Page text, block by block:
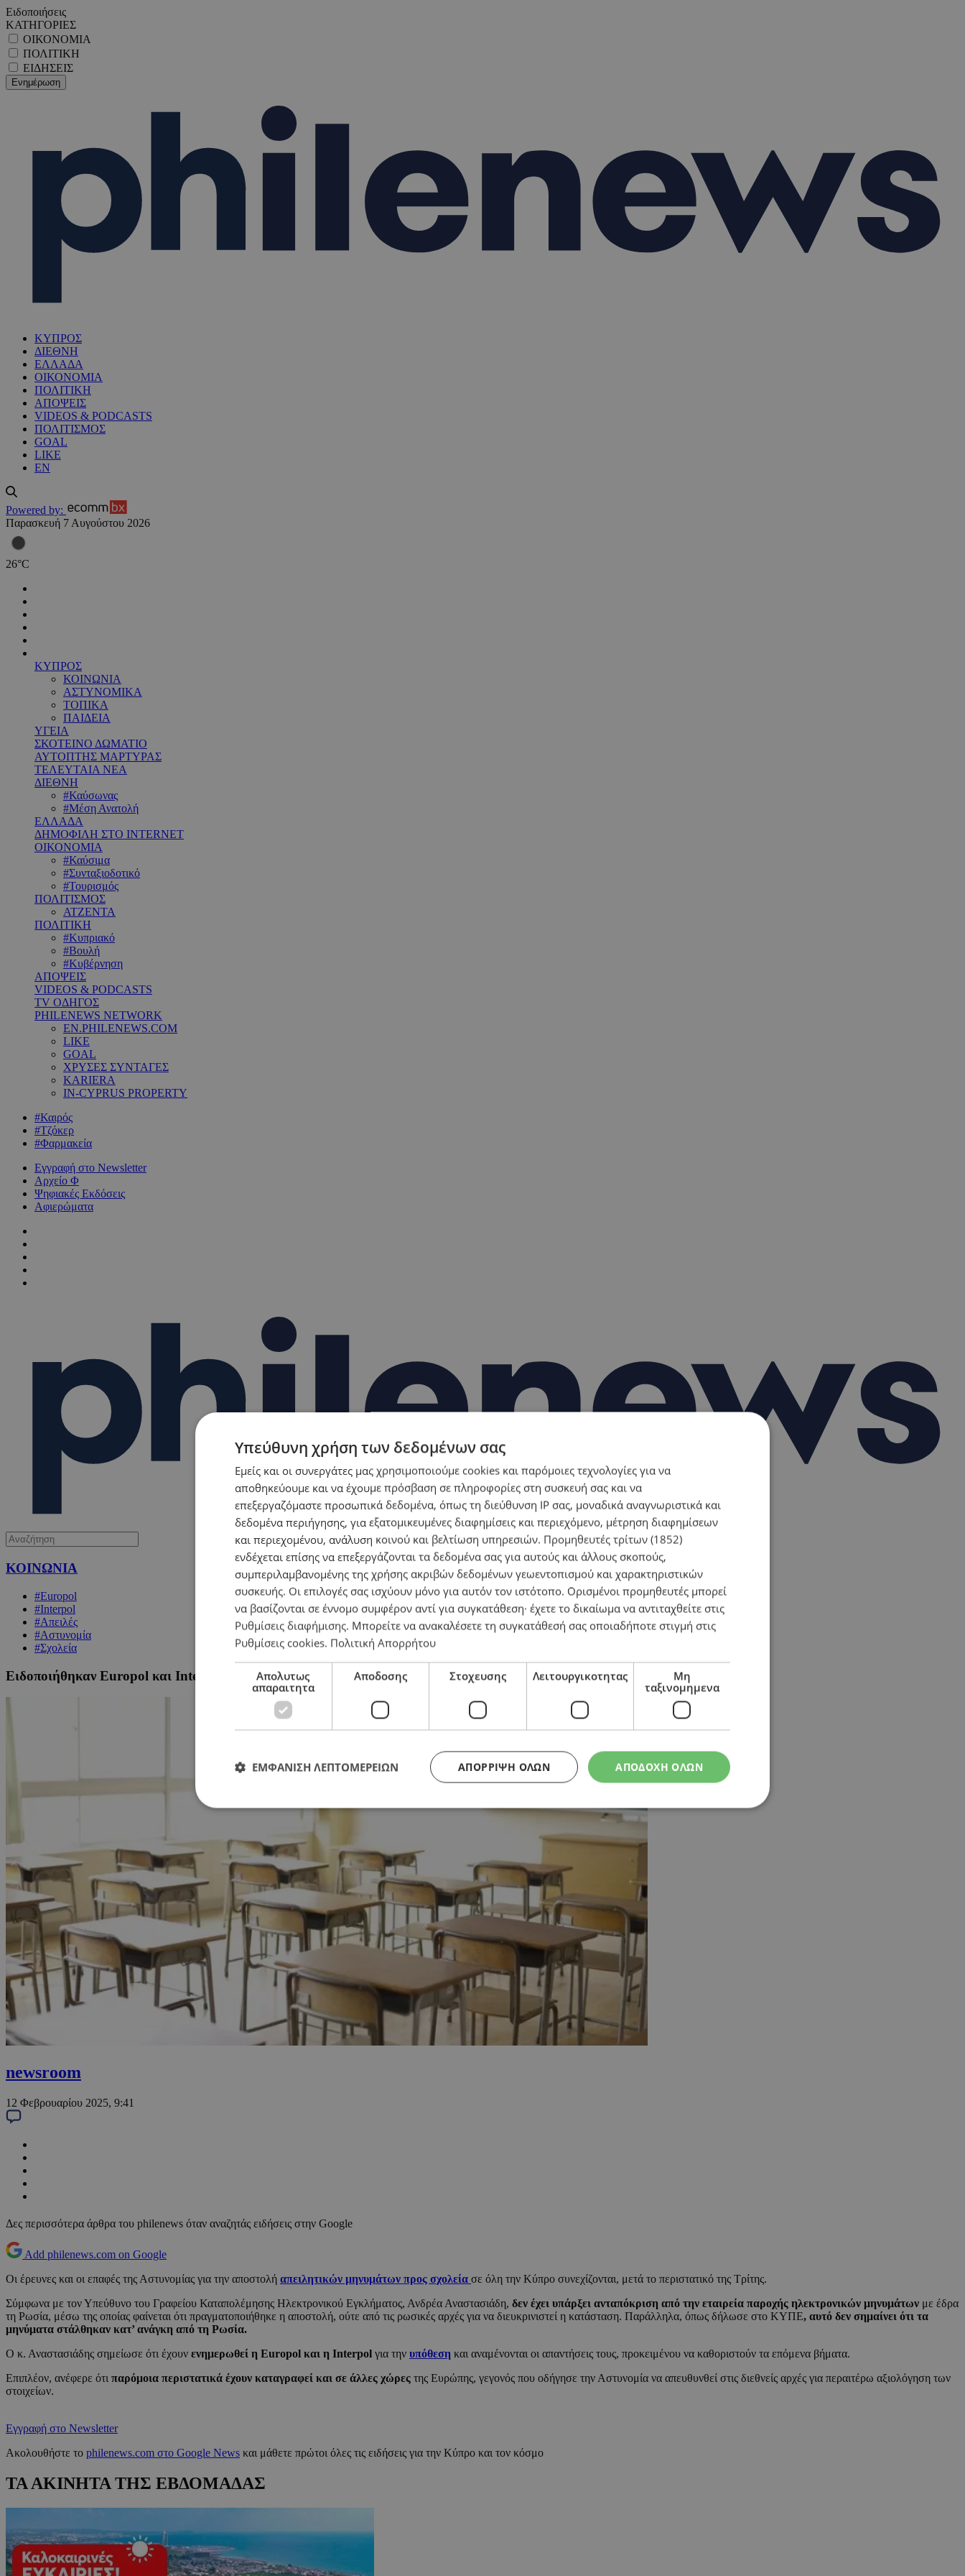
Ειδοποιήσεις
ΚΑΤΗΓΟΡΙΕΣ
ΟΙΚΟΝΟΜΙΑ
ΠΟΛΙΤΙΚΗ
ΕΙΔΗΣΕΙΣ
ΚΥΠΡΟΣ
ΔΙΕΘΝΗ
ΕΛΛΑΔΑ
ΟΙΚΟΝΟΜΙΑ
ΠΟΛΙΤΙΚΗ
ΑΠΟΨΕΙΣ
VIDEOS & PODCASTS
ΠΟΛΙΤΙΣΜΟΣ
GOAL
LIKE
EN
Powered by:
Παρασκευή 7 Αυγούστου 2026
26°C
ΚΥΠΡΟΣ
ΚΟΙΝΩΝΙΑ
ΑΣΤΥΝΟΜΙΚΑ
ΤΟΠΙΚΑ
ΠΑΙΔΕΙΑ
ΥΓΕΙΑ
ΣΚΟΤΕΙΝΟ ΔΩΜΑΤΙΟ
ΑΥΤΟΠΤΗΣ ΜΑΡΤΥΡΑΣ
ΤΕΛΕΥΤΑΙΑ ΝΕΑ
ΔΙΕΘΝΗ
#Καύσωνας
#Μέση Ανατολή
ΕΛΛΑΔΑ
ΔΗΜΟΦΙΛΗ ΣΤΟ INTERNET
ΟΙΚΟΝΟΜΙΑ
#Καύσιμα
#Συνταξιοδοτικό
#Τουρισμός
ΠΟΛΙΤΙΣΜΟΣ
ΑΤΖΕΝΤΑ
ΠΟΛΙΤΙΚΗ
#Κυπριακό
#Βουλή
#Κυβέρνηση
ΑΠΟΨΕΙΣ
VIDEOS & PODCASTS
TV ΟΔΗΓΟΣ
PHILENEWS NETWORK
EN.PHILENEWS.COM
LIKE
GOAL
ΧΡΥΣΕΣ ΣΥΝΤΑΓΕΣ
KARIERA
IN-CYPRUS PROPERTY
#Καιρός
#Τζόκερ
#Φαρμακεία
Εγγραφή στο Newsletter
Αρχείο Φ
Ψηφιακές Εκδόσεις
Αφιερώματα
ΚΟΙΝΩΝΙΑ
#Europol
#Interpol
#Απειλές
#Αστυνομία
#Σχολεία
Ειδοποιήθηκαν Europol και Interpol για τα απειλητικά μηνύματα στα σχολεία – Συνεχίζονται οι έρευνες
newsroom
12 Φεβρουαρίου 2025, 9:41
Δες περισσότερα άρθρα του philenews όταν αναζητάς ειδήσεις στην Google
Add philenews.com on Google
Οι έρευνες και οι επαφές της Αστυνομίας για την αποστολή απειλητικών μηνυμάτων προς σχολεία σε όλη την Κύπρο συνεχίζονται, μετά το περιστατικό της Τρίτης.
Σύμφωνα με τον Υπεύθυνο του Γραφείου Καταπολέμησης Ηλεκτρονικού Εγκλήματος, Ανδρέα Αναστασιάδη, δεν έχει υπάρξει ανταπόκριση από την εταιρεία παροχής ηλεκτρονικών μηνυμάτων με έδρα
τη Ρωσία, μέσω της οποίας φαίνεται ότι πραγματοποιήθηκε η αποστολή, ούτε από τις ρωσικές αρχές για να διευκρινιστεί η κατάσταση. Παράλληλα, όπως δήλωσε στο ΚΥΠΕ, αυτό δεν σημαίνει ότι τα
μηνύματα στάλθηκαν κατ’ ανάγκη από τη Ρωσία.
Ο κ. Αναστασιάδης σημείωσε ότι έχουν ενημερωθεί η Europol και η Interpol για την υπόθεση και αναμένονται οι απαντήσεις τους, προκειμένου να καθοριστούν τα επόμενα βήματα.
Επιπλέον, ανέφερε ότι παρόμοια περιστατικά έχουν καταγραφεί και σε άλλες χώρες της Ευρώπης, γεγονός που οδήγησε την Αστυνομία να απευθυνθεί στις διεθνείς αρχές για περαιτέρω αξιολόγηση των
στοιχείων.
Εγγραφή στο Newsletter
Ακολουθήστε το philenews.com στο Google News και μάθετε πρώτοι όλες τις ειδήσεις για την Κύπρο και τον κόσμο
ΤΑ ΑΚΙΝΗΤΑ ΤΗΣ ΕΒΔΟΜΑΔΑΣ
Υπεύθυνη χρήση των δεδομένων σας
Εμείς και οι συνεργάτες μας χρησιμοποιούμε cookies και παρόμοιες τεχνολογίες για να
αποθηκεύουμε και να έχουμε πρόσβαση σε πληροφορίες στη συσκευή σας και να
επεξεργαζόμαστε προσωπικά δεδομένα, όπως τη διεύθυνση IP σας, μοναδικά αναγνωριστικά και
δεδομένα περιήγησης, για εξατομικευμένες διαφημίσεις και περιεχόμενο, μέτρηση διαφημίσεων
και περιεχομένου, ανάλυση κοινού και βελτίωση υπηρεσιών. Προμηθευτές τρίτων (1852)
ενδέχεται επίσης να επεξεργάζονται τα δεδομένα σας για αυτούς και άλλους σκοπούς,
συμπεριλαμβανομένης της χρήσης ακριβών δεδομένων γεωεντοπισμού και χαρακτηριστικών
συσκευής. Οι επιλογές σας ισχύουν μόνο για αυτόν τον ιστότοπο. Ορισμένοι προμηθευτές μπορεί
να βασίζονται σε έννομο συμφέρον αντί για συγκατάθεση· έχετε το δικαίωμα να αντιταχθείτε στις
Ρυθμίσεις διαφήμισης. Μπορείτε να ανακαλέσετε τη συγκατάθεσή σας οποιαδήποτε στιγμή στις
Ρυθμίσεις cookies. Πολιτική Απορρήτου
Απολυτως
απαραιτητα
Αποδοσης Στοχευσης Λειτουργικοτητας
Μη
ταξινομημενα
ΑΠΟΔΟΧΗ ΟΛΩΝ
ΑΠΌΡΡΙΨΗ ΌΛΩΝ
ΕΜΦΑΝΙΣΗ ΛΕΠΤΟΜΕΡΕΙΩΝ